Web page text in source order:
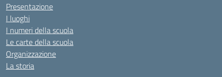
Presentazione
I luoghi
I numeri della scuola
Le carte della scuola
Organizzazione
La storia